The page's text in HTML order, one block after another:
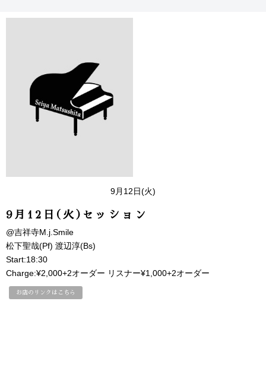
9月12日(火)
9月12日(火)セッション
@吉祥寺M.j.Smile
松下聖哉(Pf) 渡辺淳(Bs)
Start:18:30
Charge:¥2,000+2オーダー リスナー¥1,000+2オーダー
お店のリンクはこちら